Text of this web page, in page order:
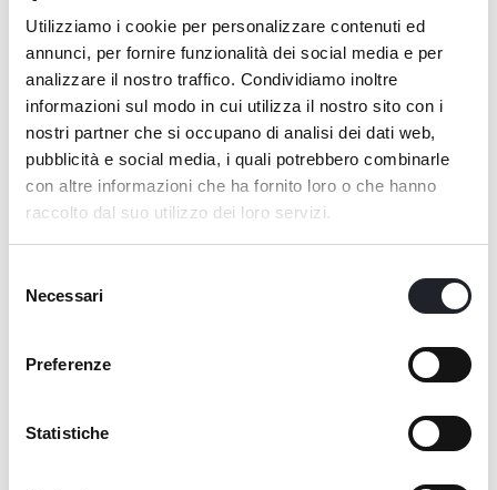
Utilizziamo i cookie per personalizzare contenuti ed
annunci, per fornire funzionalità dei social media e per
analizzare il nostro traffico. Condividiamo inoltre
informazioni sul modo in cui utilizza il nostro sito con i
nostri partner che si occupano di analisi dei dati web,
pubblicità e social media, i quali potrebbero combinarle
con altre informazioni che ha fornito loro o che hanno
raccolto dal suo utilizzo dei loro servizi.
delNecessari
Preferenze
Statistiche
Il riposizionamento verso un Lifestyle Urban
Resort lavora, in parallelo, sull’idea di
comoda da raggiungere grazie alla posizione
vocazione dinamica già intarsiata nelle sue
experience avrà l’imbarazzo della scelta per